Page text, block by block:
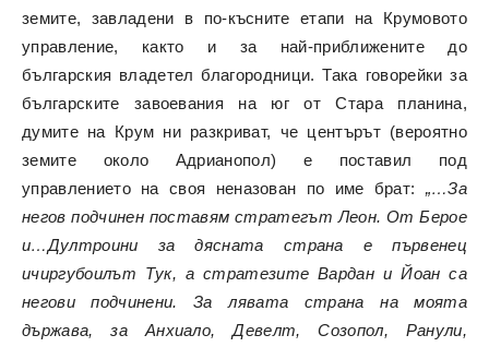
земите, завладени в по-късните етапи на Крумовото
управление, както и за най-приближените до
българския владетел благородници. Така говорейки за
българските завоевания на юг от Стара планина,
думите на Крум ни разкриват, че центърът (вероятно
земите около Адрианопол) е поставил под
управлението на своя неназован по име брат: „…За
негов подчинен поставям стратегът Леон. От Берое
и…Дултроини за дясната страна е първенец
ичиргубоилът Тук, а стратезите Вардан и Йоан са
негови подчинени. За лявата страна на моята
държава, за Анхиало, Девелт, Созопол, Ранули,